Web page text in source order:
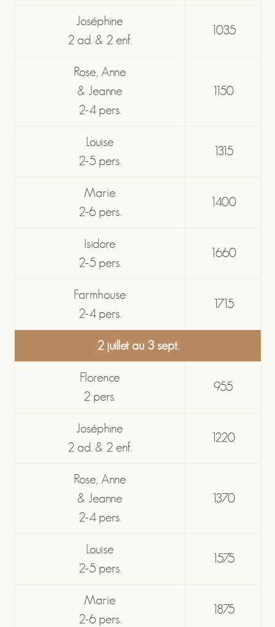
Joséphine
2 ad. & 2 enf.
1035
Rose, Anne
& Jeanne
2-4 pers.
1150
Louise
2-5 pers.
1315
Marie
2-6 pers.
1400
Isidore
2-5 pers.
1660
Farmhouse
2-4 pers.
1715
2 juillet au 3 sept.
Florence
2 pers.
955
Joséphine
2 ad. & 2 enf.
1220
Rose, Anne
& Jeanne
2-4 pers.
1370
Louise
2-5 pers.
1575
Marie
2-6 pers.
1875